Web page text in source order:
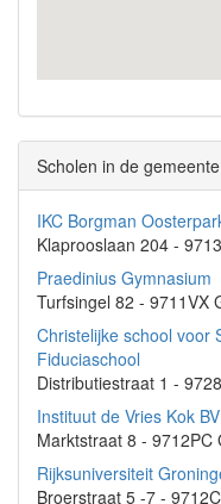
Scholen in de
IKC Borgman
Klaprooslaan 204 -
Praedinius Gymnasium
Turfsingel 82 - 9711VX
Christelijke school voor
Fiduciaschool
Distributiestraat 1 -
Instituut de Vries Kok BV
Marktstraat 8 - 9712PC
Rijksuniversiteit
Broerstraat 5 -7 -